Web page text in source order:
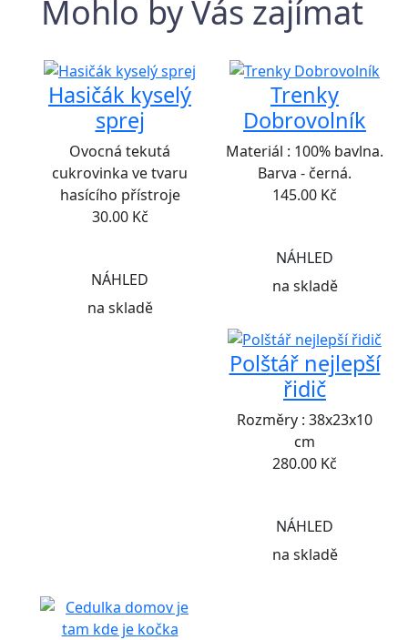
Mohlo by Vás zajímat
Hasičák kyselý
sprej
Ovocná tekutá
cukrovinka ve tvaru
hasícího přístroje
30.00Kč
NÁHLED
na skladě
Trenky
Dobrovolník
Materiál : 100% bavlna.
Barva - černá.
145.00 Kč
NÁHLED
na skladě
Polštář nejlepší
řidič
Rozměry : 38x23x10
cm
280.00 Kč
NÁHLED
na skladě